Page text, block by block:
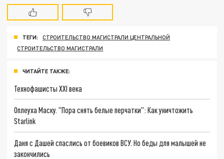
ТЕГИ:
СТРОИТЕЛЬСТВО МАГИСТРАЛИ ЦЕНТРАЛЬНОЙ
СТРОИТЕЛЬСТВО МАГИСТРАЛИ
ЧИТАЙТЕ ТАКЖЕ:
Технофашисты XXI века
Оплеуха Маску. "Пора снять белые перчатки": Как уничтожить
Starlink
Даня с Дашей спаслись от боевиков ВСУ. Но беды для малышей не
закончились